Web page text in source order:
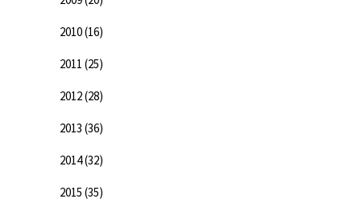
2010(16)
2011 (25)
2012(28)
2013 (36)
2014(32)
2015 (35)